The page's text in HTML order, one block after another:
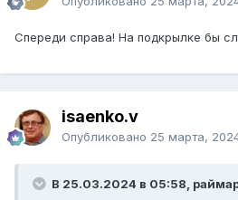
Спереди справа! На подкрылке бы
isaenko.v
Опубликовано 25 марта,
В 25.03.2024 в 05:58,